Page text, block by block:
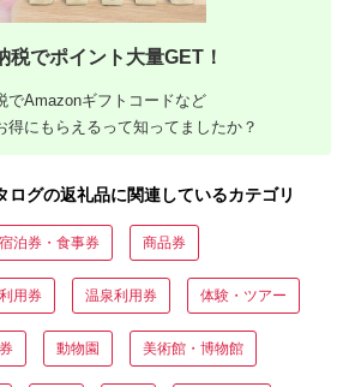
税でポイント大量GET！
でAmazonギフトコードなど
得にもらえるって知ってましたか？
ログの返礼品に関連しているカテゴリ
宿泊券・食事券 商品券
用券 温泉利用券 体験・ツアー
動物園 美術館・博物館